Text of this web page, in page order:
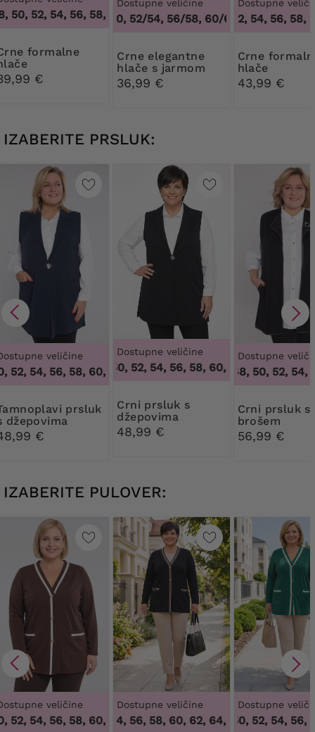
52, 54, 56, 58, 60, 62, 64, 46, 48, 50, 52, 54, 56, 58,
€
Dostupne veličine
48/50, 52/54, 56/58, 60/62 48/50, 52/54,
Crne elegantne
hlače s jarmom
36,99 €
Dostupne
50, 52, 54, 56, 58,
Crne formalne
hlače
43,99 €
IZABERITE PRSLUK:
veličine
54, 56, 58, 60, 62, 64,48, 50, 52, 54, 56, 58, 60, 62, 64
džepovima
€
Dostupne veličine
48, 50, 52, 54, 56, 58, 60, 62, 64,48, 50,
Crni prsluk s
džepovima
48,99 €
Dostupne
46, 48, 50, 52, 54,
Crni prsluk s
brošem
56,99 €
IZABERITE PULOVER:
veličine
54, 56, 58, 60, 62, 64,48, 50, 52, 54, 56, 58, 60, 62, 64
Dostupne veličine
52, 54, 56, 58, 60, 62, 64,52, 54, 56, 58,
Dostupne
48, 50, 52, 54, 56,